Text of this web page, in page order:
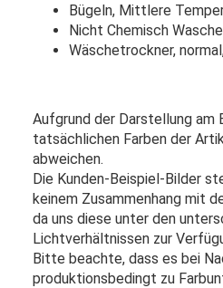
Bügeln, Mittlere
Nicht Chemisch
Wäschetrockner,
Aufgrund der Darstellung am
tatsächlichen Farben der
abweichen.
Die Kunden-Beispiel-Bilder
keinem Zusammenhang mit
da uns diese unter den
Lichtverhältnissen zur
Bitte beachte, dass es bei
produktionsbedingt zu